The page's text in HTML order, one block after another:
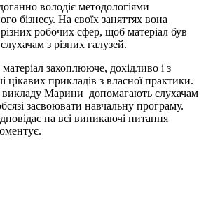
володіє методологіями
бізнесу. На своїх заняттях вона
робочих сфер, щоб матеріал був
з різних галузей.
захоплююче, дохідливо і з
цікавих прикладів з власної практики.
викладу Марини допомагають слухачам
засвоювати навчальну програму.
на всі виникаючі питання